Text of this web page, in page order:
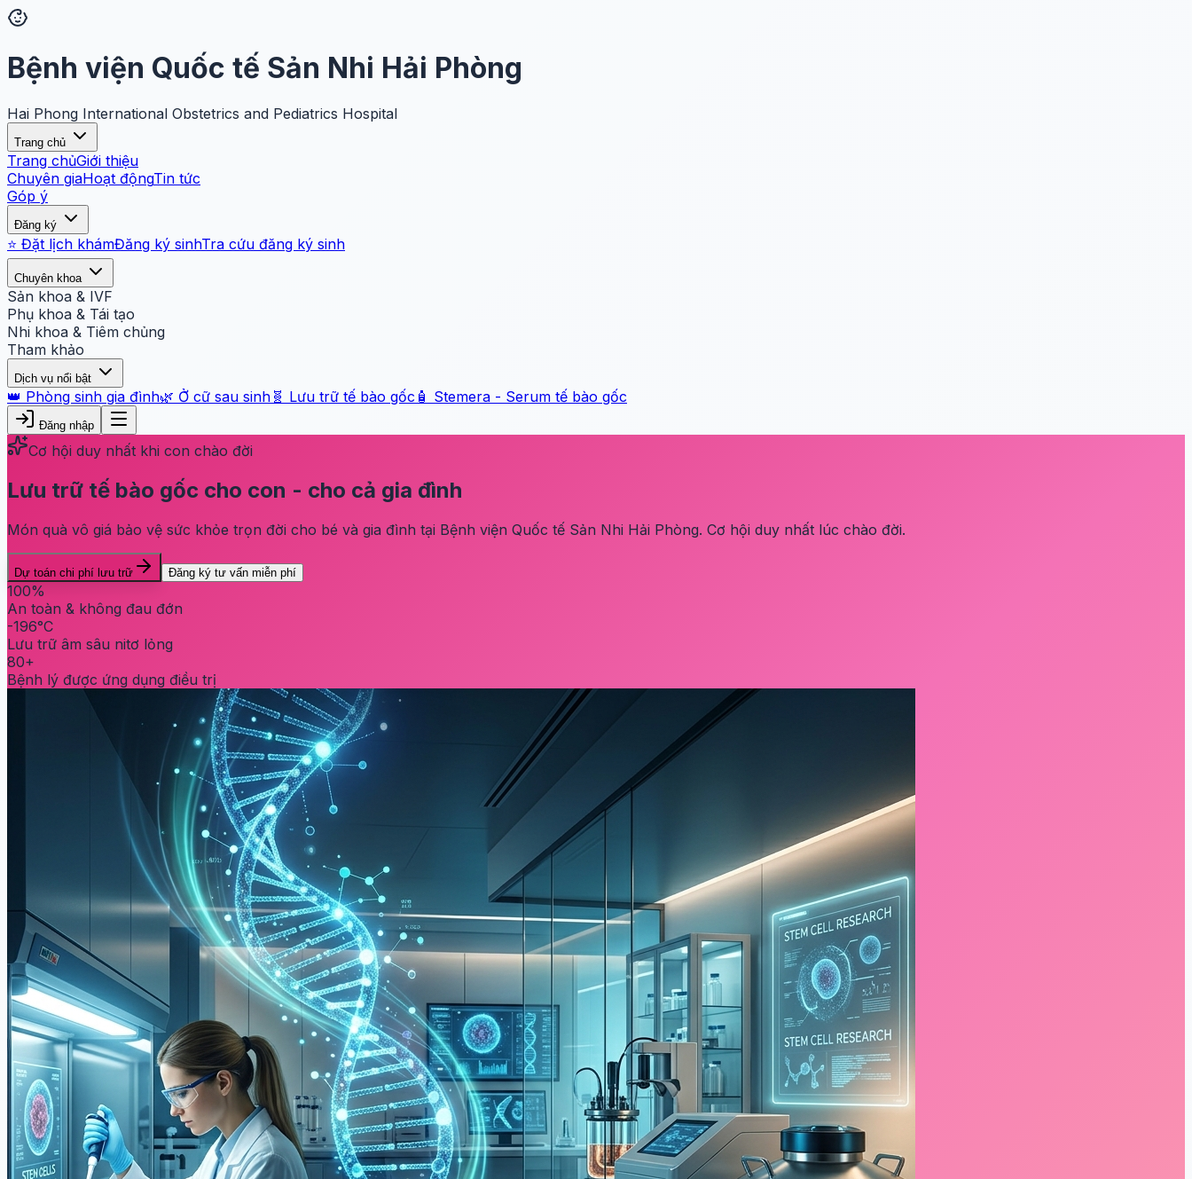
Bệnh viện Quốc tế Sản Nhi Hải Phòng
Hai Phong International Obstetrics and Pediatrics Hospital
Trang chủ
Trang chủGiới thiệu
Chuyên giaHoạt độngTin tức
Góp ý
Đăng ký
⭐ Đặt lịch khámĐăng ký sinhTra cứu đăng ký sinh
Chuyên khoa
Sản khoa & IVF
Phụ khoa & Tái tạo
Nhi khoa & Tiêm chủng
Tham khảo
Dịch vụ nổi bật
👑 Phòng sinh gia đình🌿 Ở cữ sau sinh 🧬 Lưu trữ tế bào gốc 🧴 Stemera - Serum tế bào gốc
Đăng nhập
Cơ hội duy nhất khi con chào đời
Lưu trữ tế bào gốc cho con - cho cả gia đình
Món quà vô giá bảo vệ sức khỏe trọn đời cho bé và gia đình tại Bệnh viện Quốc tế Sản Nhi Hải Phòng. Cơ hội duy nhất lúc chào đời.
Dự toán chi phí lưu trữ Đăng ký tư vấn miễn phí
100%
An toàn & không đau đớn
-196°C
Lưu trữ âm sâu nitơ lỏng
80+
Bệnh lý được ứng dụng điều trị